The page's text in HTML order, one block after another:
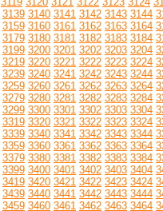
3139 3140 3141 3142 3143 3144
3159 3160 3161 3162 3163 3164
3179 3180 3181 3182 3183 3184
3199 3200 3201 3202 3203 3204
3219 3220 3221 3222 3223 3224
3239 3240 3241 3242 3243 3244
3259 3260 3261 3262 3263 3264
3279 3280 3281 3282 3283 3284
3299 3300 3301 3302 3303 3304
3319 3320 3321 3322 3323 3324
3339 3340 3341 3342 3343 3344
3359 3360 3361 3362 3363 3364
3379 3380 3381 3382 3383 3384
3399 3400 3401 3402 3403 3404
3419 3420 3421 3422 3423 3424
3439 3440 3441 3442 3443 3444
3459 3460 3461 3462 3463 3464